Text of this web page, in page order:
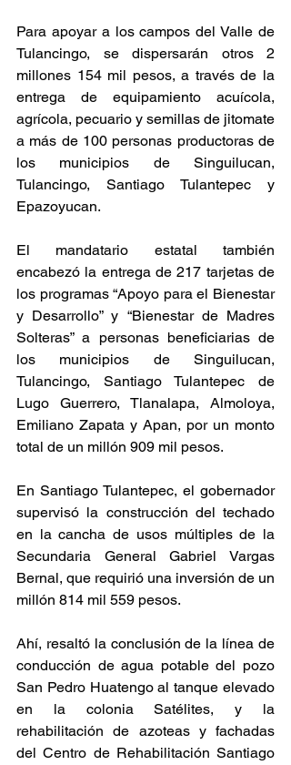
Para apoyar a los campos del Valle de
Tulancingo, se dispersarán otros 2
millones 154 mil pesos, a través de la
entrega de equipamiento acuícola,
agrícola, pecuario y semillas de jitomate
a más de 100 personas productoras de
los municipios de Singuilucan,
Tulancingo, Santiago Tulantepec y
Epazoyucan.
El mandatario estatal también
encabezó la entrega de 217 tarjetas de
los programas “Apoyo para el Bienestar
y Desarrollo” y “Bienestar de Madres
Solteras” a personas beneficiarias de
los municipios de Singuilucan,
Tulancingo, Santiago Tulantepec de
Lugo Guerrero, Tlanalapa, Almoloya,
Emiliano Zapata y Apan, por un monto
total de un millón 909 mil pesos.
En Santiago Tulantepec, el gobernador
supervisó la construcción del techado
en la cancha de usos múltiples de la
Secundaria General Gabriel Vargas
Bernal, que requirió una inversión de un
millón 814 mil 559 pesos.
Ahí, resaltó la conclusión de la línea de
conducción de agua potable del pozo
San Pedro Huatengo al tanque elevado
en la colonia Satélites, y la
rehabilitación de azoteas y fachadas
del Centro de Rehabilitación Santiago